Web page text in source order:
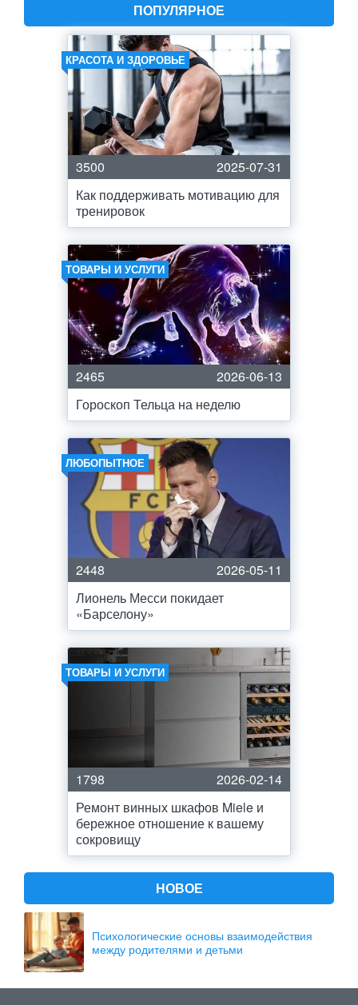
ПОПУЛЯРНОЕ
КРАСОТА И ЗДОРОВЬЕ
3500
2025-07-31
Как поддерживать мотивацию для
тренировок
ТОВАРЫ И УСЛУГИ
2465
2026-06-13
Гороскоп Тельца на неделю
ЛЮБОПЫТНОЕ
2448
2026-05-11
Лионель Месси покидает
«Барселону»
ТОВАРЫ И УСЛУГИ
1798
2026-02-14
Ремонт винных шкафов Miele и
бережное отношение к вашему
сокровищу
НОВОЕ
Психологические основы взаимодействия
между родителями и детьми